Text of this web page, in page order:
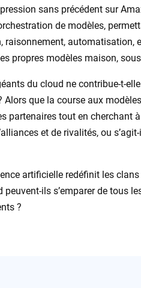
sans précédent sur
de modèles,
raisonnement, automatisation,
propres modèles maison,
du cloud ne contribue-t-
que la course aux
partenaires tout en cherchant
et de rivalités, ou
artificielle redéfinit les
peuvent-ils s’emparer de tous
?